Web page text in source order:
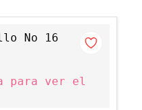
No 16
para ver el